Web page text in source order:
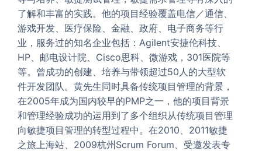
了解和丰富的实践。他的项目经验覆盖电信／通信、
游戏开发、医疗保险、金融、政府、电子商务等行
业，服务过的知名企业包括：Agilent安捷伦科技、
HP、邮电设计院、Cisco思科、微游戏，301医院等
等。曾成功的创建、培养与带领超过50人的大型软
件开发团队。黄先生同时具备传统项目管理的背景，
在2005年成为国内较早的PMP之一，他的项目背景
和管理经验成功的运用到了多个组织从传统项目管理
向敏捷项目管理的转型过程中。在2010、2011敏捷
之旅上海站、2009杭州Scrum Forum、受邀发表专